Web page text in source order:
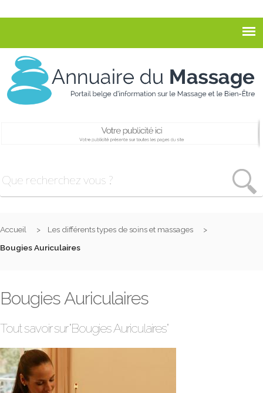
Accueil
Les différents types de soins et massages
Bougies Auriculaires
Bougies Auriculaires
Tout savoir sur "Bougies Auriculaires"